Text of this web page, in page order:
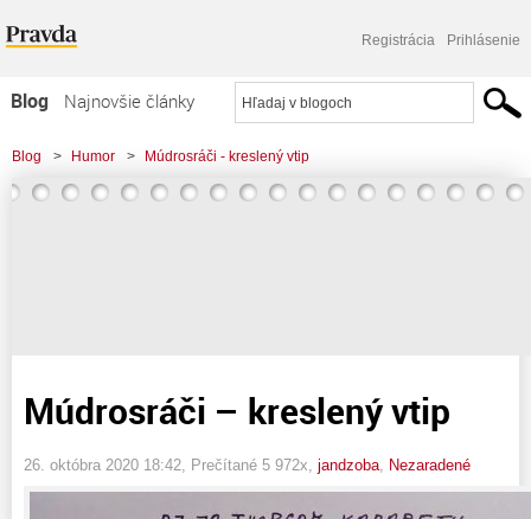
Registrácia Prihlásenie
Blog
Najnovšie články
Najčítanejšie články
Najkomentovanejšie články
Blog > Humor > Múdrosráči - kreslený vtip
Múdrosráči – kreslený vtip
26. októbra 2020 18:42 , Prečítané 5 972x, jandzoba Nezaradené